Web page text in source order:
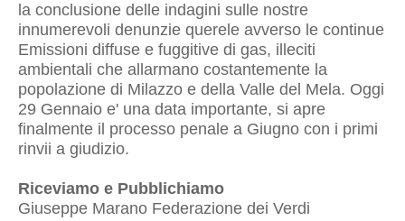
la conclusione delle indagini sulle nostre
innumerevoli denunzie querele avverso le continue
Emissioni diffuse e fuggitive di gas, illeciti
ambientali che allarmano costantemente la
popolazione di Milazzo e della Valle del Mela. Oggi
29 Gennaio e' una data importante, si apre
finalmente il processo penale a Giugno con i primi
rinvii a giudizio.
Riceviamo e Pubblichiamo
Giuseppe Marano Federazione dei Verdi